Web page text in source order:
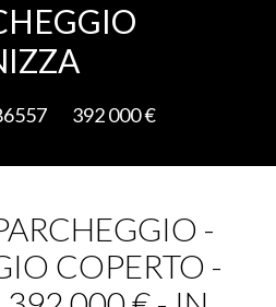
392 000 €
-
COPERTO -